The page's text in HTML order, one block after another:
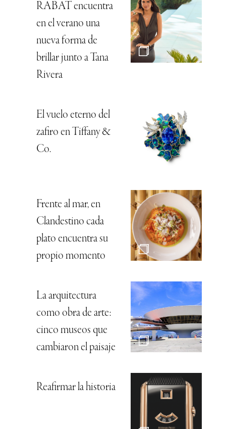
RABAT encuentra
en el verano una
nueva forma de
brillar junto a Tana
Rivera
El vuelo eterno del
zafiro en Tiffany &
Co.
Frente al mar, en
Clandestino cada
plato encuentra su
propio momento
La arquitectura
como obra de arte:
cinco museos que
cambiaron el paisaje
Reafirmar la historia